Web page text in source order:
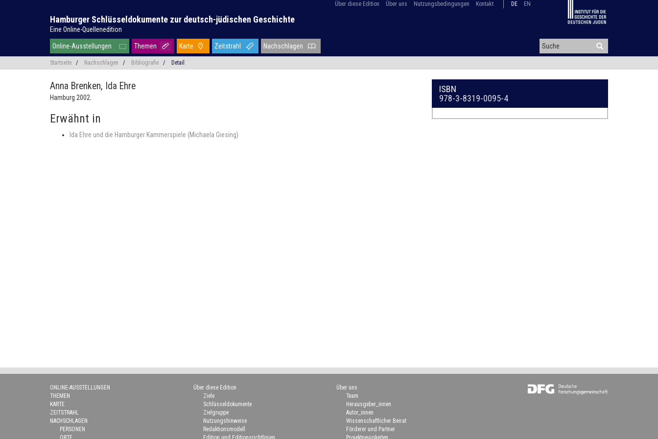
Über diese Edition Über uns Nutzungsbedingungen Kontakt DE EN
Hamburger Schlüsseldokumente zur deutsch-jüdischen Geschichte
Eine Online-Quellenedition
Online-Ausstellungen Themen Karte Zeitstrahl Nachschlagen
Startseite / Nachschlagen / Bibliografie / Detail
Anna Brenken, Ida Ehre
Hamburg 2002.
Erwähnt in
Ida Ehre und die Hamburger Kammerspiele (Michaela Giesing)
ISBN
978-3-8319-0095-4
ONLINE-AUSSTELLUNGEN
THEMEN
KARTE
ZEITSTRAHL
NACHSCHLAGEN
PERSONEN
ORTE
Über diese Edition
Ziele
Schlüsseldokumente
Zielgruppe
Nutzungshinweise
Redaktionsmodell
Edition und Editionsrichtlinien
Über uns
Team
Herausgeber_innen
Autor_innen
Wissenschaftlicher Beirat
Förderer und Partner
Projektneuigkeiten